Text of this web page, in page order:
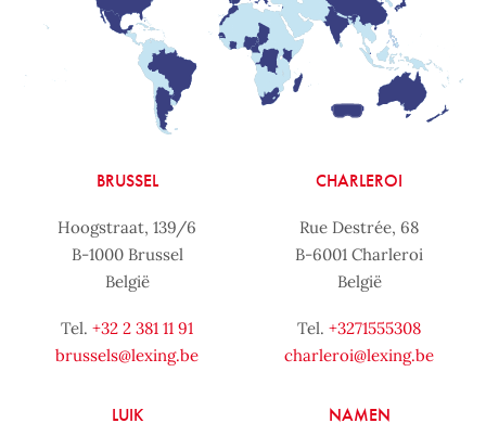
BRUSSEL
Hoogstraat, 139/6
B-1000 Brussel
België
Tel. +32 2 381 11 91
brussels@lexing.be
CHARLEROI
Rue Destrée, 68
B-6001 Charleroi
België
Tel. +3271555308
charleroi@lexing.be
LUIK NAMEN